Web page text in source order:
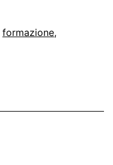
formazione,